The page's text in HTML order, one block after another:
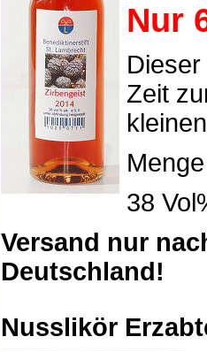
Nur
Zeit
38
Versand nur
Deutschland!
Nusslikör